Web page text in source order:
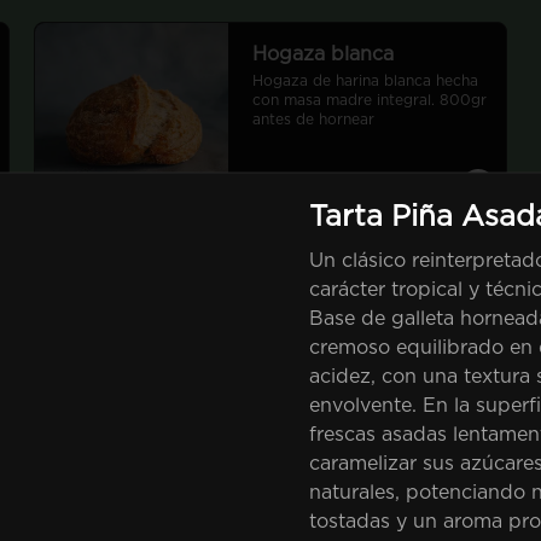
Hogaza blanca
Hogaza de harina blanca hecha
con masa madre integral. 800gr
antes de hornear
Hogaza integral
multisemilla
Hogaza de harina integral en
formato molde con semillas de
linaza, chia, avena y zapallo.
740gr antes de hornear
Tarta Piña
Un clásico
carácter tropical y
Base de galleta
cremoso equilibrado en
acidez, con una textura
envolvente. En la
frescas asadas
caramelizar sus azúcares
naturales, potenciando
tostadas y un aroma